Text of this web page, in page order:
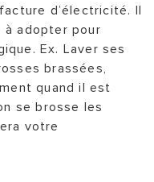
d’électricité. Il
à adopter pour
Ex. Laver ses
brassées,
quand il est
se brosse les
votre